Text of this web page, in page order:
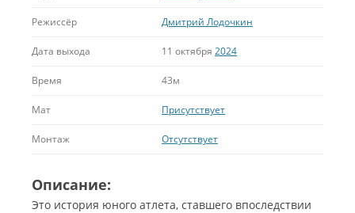
Режиссёр Дмитрий Лодочкин
Дата выхода 11 октября 2024
Время 43м
Мат Присутствует
Монтаж Отсутствует
Описание:
Это история юного атлета, ставшего впоследствии